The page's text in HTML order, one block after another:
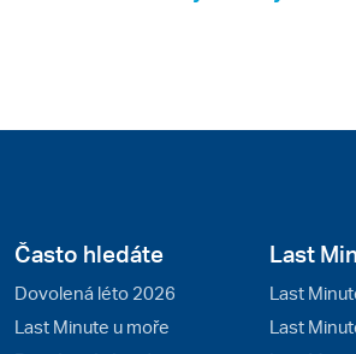
Často hledáte
Dovolená léto 2026
Last Minute u moře
Last
Last
Last